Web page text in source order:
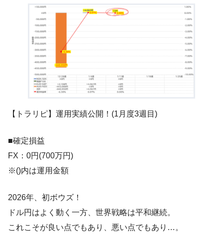
【トラリピ】運用実績公開！(1月度3週目)
■確定損益
FX：0円(700万円)
※()内は運用金額
2026年、初ボウズ！
ドル円はよく動く一方、世界戦略は平和継続。
これこそが良い点でもあり、悪い点でもあり…。